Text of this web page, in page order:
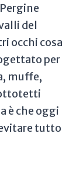
del
occhi cosa
per
muffe,
è che oggi
tutto